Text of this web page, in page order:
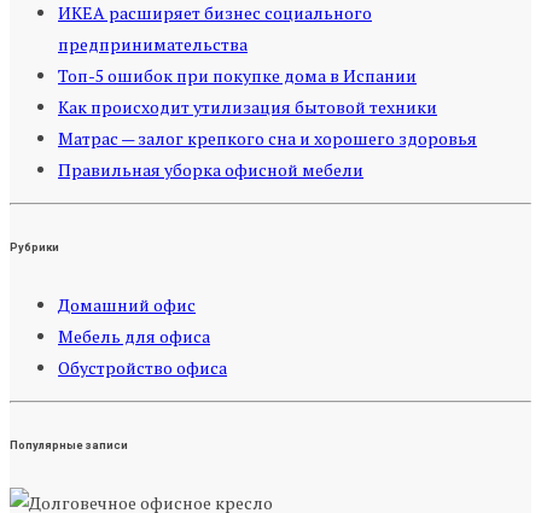
ИКЕА расширяет бизнес социального
предпринимательства
Топ-5 ошибок при покупке дома в Испании
Как происходит утилизация бытовой техники
Матрас — залог крепкого сна и хорошего здоровья
Правильная уборка офисной мебели
Рубрики
Домашний офис
Мебель для офиса
Обустройство офиса
Популярные записи